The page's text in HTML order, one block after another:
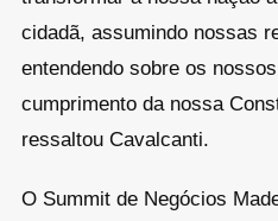
cidadã, assumindo nossas
entendendo sobre os
cumprimento da nossa
ressaltou Cavalcanti.
O Summit de Negócios